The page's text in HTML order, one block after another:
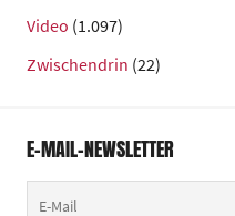
Video (1.097)
Zwischendrin (22)
E-MAIL-NEWSLETTER